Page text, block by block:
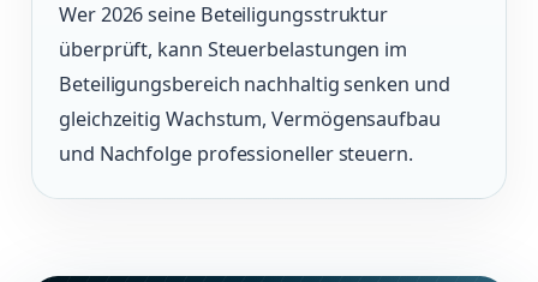
Wer 2026 seine Beteiligungsstruktur
überprüft, kann Steuerbelastungen im
Beteiligungsbereich nachhaltig senken und
gleichzeitig Wachstum, Vermögensaufbau
und Nachfolge professioneller steuern.